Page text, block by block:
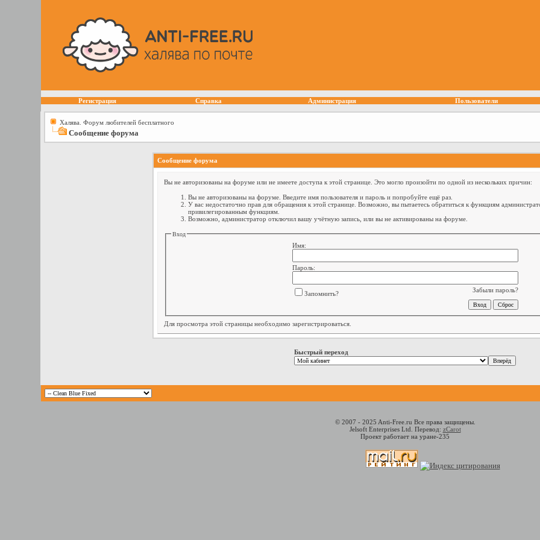
Регистрация Справка Администрация Пользователи
Халява. Форум любителей бесплатного
Сообщение форума
Сообщение форума
Вы не авторизованы на форуме или не имеете доступа к этой странице. Это могло произойти по одной из нескольких причин:
Вы не авторизованы на форуме. Введите имя пользователя и пароль и попробуйте ещё раз.
У вас недостаточно прав для обращения к этой странице. Возможно, вы пытаетесь обратиться к функциям
привилегированным функциям.
Возможно, администратор отключил вашу учётную запись, или вы не активированы на форуме.
Вход
Имя:
Пароль:
Забыли пароль?
Запомнить?
Для просмотра этой страницы необходимо зарегистрироваться.
Быстрый переход
© 2007 - 2025 Anti-Free.ru Все права защищены.
Jelsoft Enterprises Ltd. Перевод: zCarot
Проект работает на уране-235